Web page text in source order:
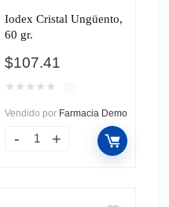
Iodex Cristal Ungüento,
60 gr.
$107.41
★ ★ ★ ★ ★
Vendido por Farmacia Demo